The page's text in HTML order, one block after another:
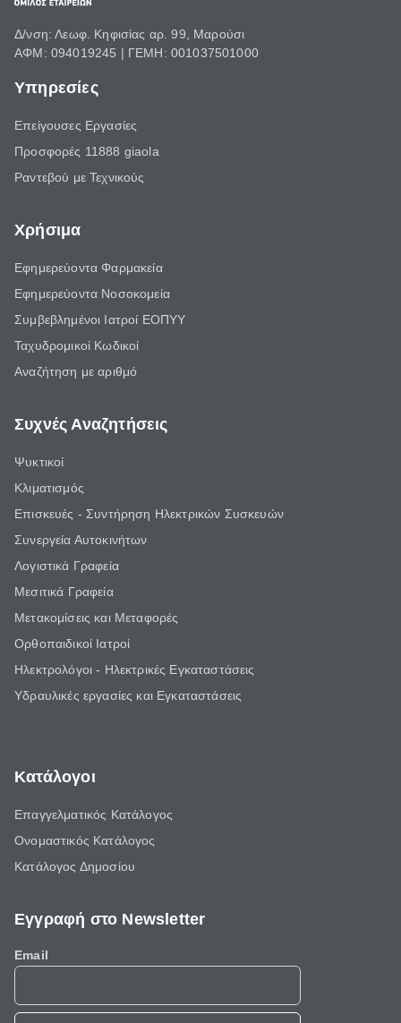
Δ/νση: Λεωφ. Κηφισίας αρ. 99, Μαρούσι
ΑΦΜ: 094019245 | ΓΕΜΗ: 001037501000
Υπηρεσίες
Επείγουσες Εργασίες
Προσφορές 11888 giaola
Ραντεβού με Τεχνικούς
Χρήσιμα
Εφημερεύοντα Φαρμακεία
Εφημερεύοντα Νοσοκομεία
Συμβεβλημένοι Ιατροί ΕΟΠΥΥ
Ταχυδρομικοί Κωδικοί
Αναζήτηση με αριθμό
Συχνές Αναζητήσεις
Ψυκτικοί
Κλιματισμός
Επισκευές - Συντήρηση Ηλεκτρικών Συσκευών
Συνεργεία Αυτοκινήτων
Λογιστικά Γραφεία
Μεσιτικά Γραφεία
Μετακομίσεις και Μεταφορές
Ορθοπαιδικοί Ιατροί
Ηλεκτρολόγοι - Ηλεκτρικές Εγκαταστάσεις
Υδραυλικές εργασίες και Εγκαταστάσεις
Κατάλογοι
Επαγγελματικός Κατάλογος
Ονομαστικός Κατάλογος
Κατάλογος Δημοσίου
Εγγραφή στο Newsletter
Email